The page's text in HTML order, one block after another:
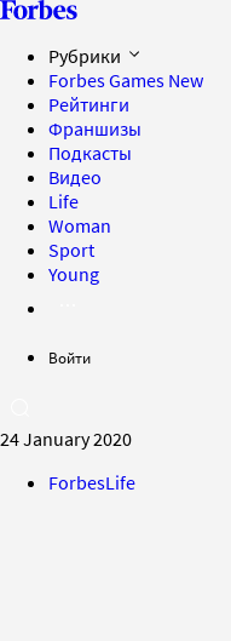
Рубрики
Forbes Games New
Рейтинги
Франшизы
Подкасты
Видео
Life
Woman
Sport
Young
Войти
24 January 2020
ForbesLife